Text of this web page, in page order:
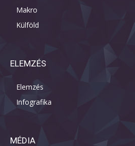
Makro
Külföld
ELEMZÉS
Elemzés
Infografika
MÉDIA